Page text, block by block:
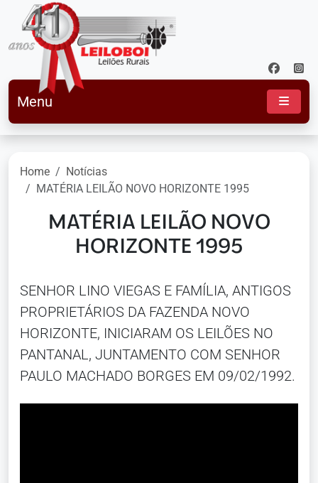
Menu
Home
Notícias
MATÉRIA LEILÃO NOVO HORIZONTE 1995
MATÉRIA LEILÃO NOVO
HORIZONTE 1995
SENHOR LINO VIEGAS E FAMÍLIA, ANTIGOS
PROPRIETÁRIOS DA FAZENDA NOVO
HORIZONTE, INICIARAM OS LEILÕES NO
PANTANAL, JUNTAMENTO COM SENHOR
PAULO MACHADO BORGES EM 09/02/1992.